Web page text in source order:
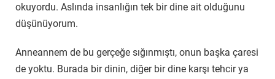
okuyordu. Aslında insanlığın tek bir dine ait olduğunu
düşünüyorum.
Anneannem de bu gerçeğe sığınmıştı, onun başka çaresi
de yoktu. Burada bir dinin, diğer bir dine karşı tehcir ya